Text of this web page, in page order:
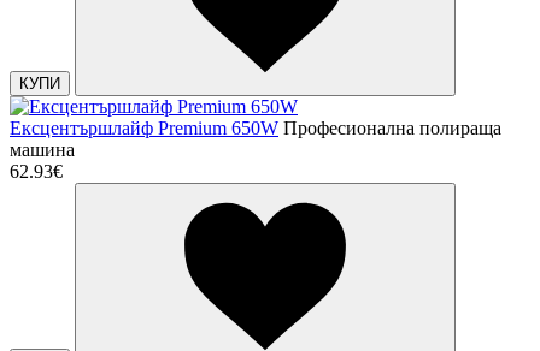
КУПИ
Ексцентършлайф Premium 650W Професионална полираща
машина
62.93€